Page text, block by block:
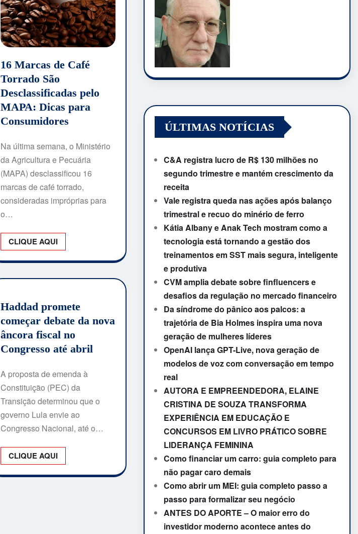
16 Marcas de Café
Torrado São
Desclassificadas pelo
MAPA: Dicas para
Consumidores
Na última semana, o Ministério
da Agricultura e Pecuária
(MAPA) desclassificou 16
marcas de café torrado,
consideradas impróprias para
o…
CLIQUE AQUI
Haddad promete
começar debate da nova
âncora fiscal no
Congresso até abril
A proposta de emenda à
Constituição (PEC) da
Transição determinou que o
governo Lula envie ao
Congresso Nacional, até o…
CLIQUE AQUI
ÚLTIMAS NOTÍCIAS
C&A registra lucro de R$ 130 milhões no
segundo trimestre e mantém crescimento da
receita
Vale registra queda nas ações após balanço
trimestral e recuo do minério de ferro
Kátia Albany e Anak Tech mostram como a
tecnologia está tornando a gestão dos
treinamentos em SST mais segura, inteligente
e produtiva
CVM amplia debate sobre finfluencers e
desafios da regulação no mercado financeiro
Da síndrome do pânico aos palcos: a
trajetória de Bia Holmes inspira uma nova
geração de mulheres líderes
OpenAI lança GPT-Live, nova geração de
modelos de voz com conversação em tempo
real
AUTORA E EMPREENDEDORA, ELAINE
CRISTINA DE SOUZA TRANSFORMA
EXPERIÊNCIA EM EDUCAÇÃO E
CONCURSOS EM LIVRO PRÁTICO SOBRE
LIDERANÇA FEMININA
Como financiar um carro: guia completo para
não pagar caro demais
Como abrir um MEI: guia completo passo a
passo para formalizar seu negócio
ANTES DO APORTE – O maior erro do
investidor moderno acontece antes do